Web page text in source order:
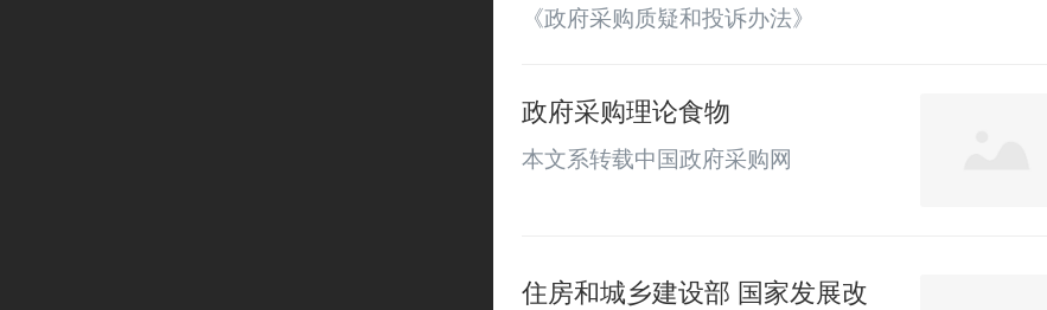
《政府采购质疑和投诉办法》
政府采购理论食物
本文系转载中国政府采购网
住房和城乡建设部 国家发展改